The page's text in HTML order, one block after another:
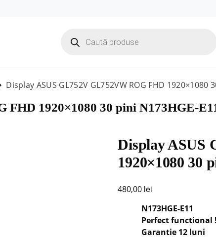
search
Display ASUS GL752V GL752VW ROG FHD 1920×1080
FHD 1920×1080 30 pini N173HGE-
Display ASUS
1920×1080 30
480,00 lei
N173HGE-E11
Perfect functional !
Garantie 12 luni